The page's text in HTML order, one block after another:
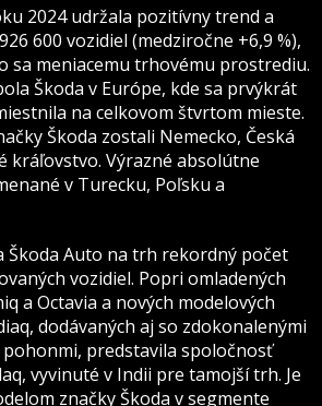
2024 udržala pozitívny trend a
600 vozidiel (medziročne +6,9 %),
sa meniacemu trhovému prostrediu.
Škoda v Európe, kde sa prvýkrát
na celkovom štvrtom mieste.
Škoda zostali Nemecko, Česká
kráľovstvo. Výrazné absolútne
v Turecku, Poľsku a
Škoda Auto na trh rekordný počet
vozidiel. Popri omladených
a Octavia a nových modelových
dodávaných aj so zdokonalenými
predstavila spoločnosť
vyvinuté v Indii pre tamojší trh. Je
značky Škoda v segmente